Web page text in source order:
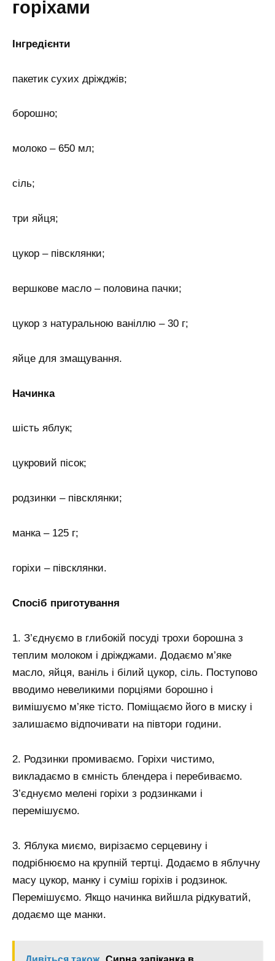
горіхами
Інгредієнти
пакетик сухих дріжджів;
борошно;
молоко – 650 мл;
сіль;
три яйця;
цукор – півсклянки;
вершкове масло – половина пачки;
цукор з натуральною ваніллю – 30 г;
яйце для змащування.
Начинка
шість яблук;
цукровий пісок;
родзинки – півсклянки;
манка – 125 г;
горіхи – півсклянки.
Спосіб приготування
1. З’єднуємо в глибокій посуді трохи борошна з
теплим молоком і дріжджами. Додаємо м’яке
масло, яйця, ваніль і білий цукор, сіль. Поступово
вводимо невеликими порціями борошно і
вимішуємо м’яке тісто. Поміщаємо його в миску і
залишаємо відпочивати на півтори години.
2. Родзинки промиваємо. Горіхи чистимо,
викладаємо в ємність блендера і перебиваємо.
З’єднуємо мелені горіхи з родзинками і
перемішуємо.
3. Яблука миємо, вирізаємо серцевину і
подрібнюємо на крупній тертці. Додаємо в яблучну
масу цукор, манку і суміш горіхів і родзинок.
Перемішуємо. Якщо начинка вийшла рідкуватий,
додаємо ще манки.